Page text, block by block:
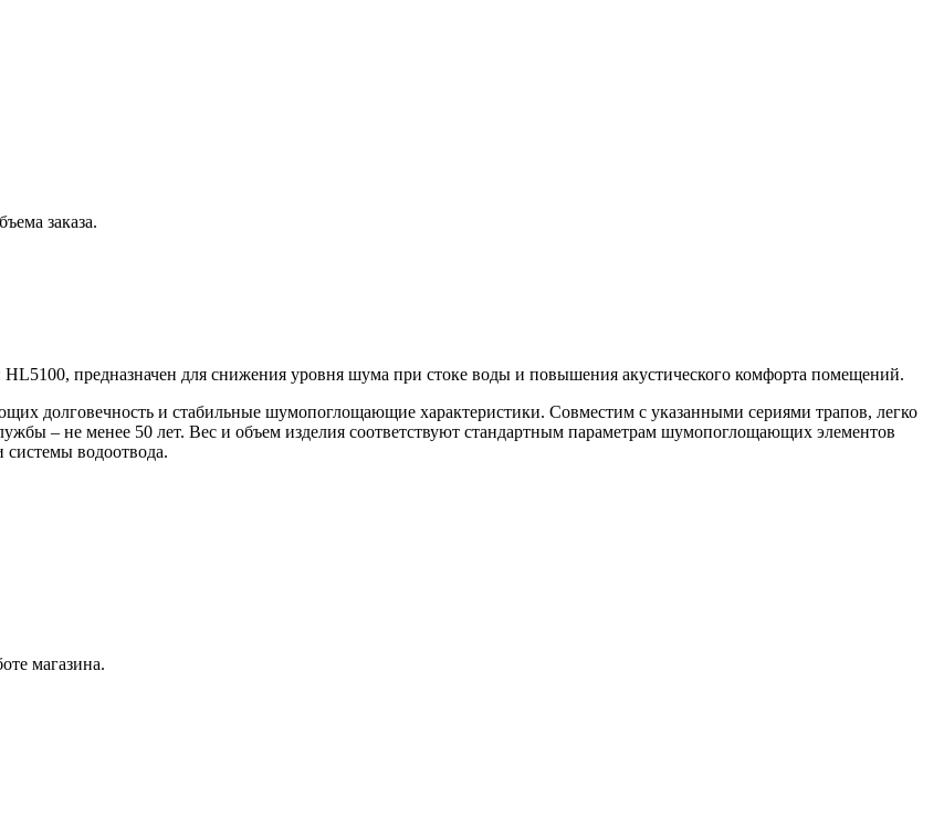
заказа.
предназначен для снижения уровня шума при стоке воды и повышения акустического комфорта помещений.
долговечность и стабильные шумопоглощающие характеристики. Совместим с указанными сериями трапов, легко
– не менее 50 лет. Вес и объем изделия соответствуют стандартным параметрам шумопоглощающих элементов
водоотвода.
магазина.